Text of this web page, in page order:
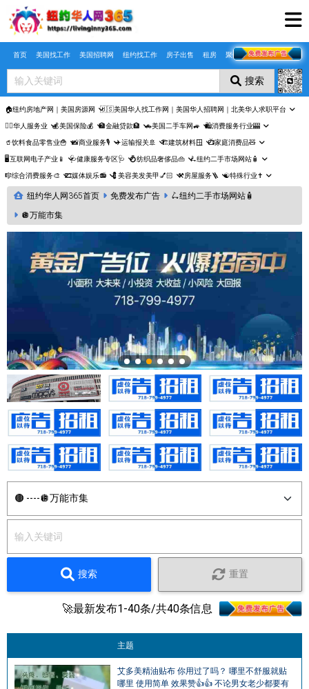
Skip to main content
首页 美国找工作 美国招聘网 纽约找工作 房子出售 租房 聚合页
搜索
🏠纽约房地产网｜美国房源网 🇺🇸美国华人找工作网｜美国华人招聘网｜北美华人求职平台
🤵‍♀️华人服务业 💰美国保险💰 🏦金融贷款🏦 🚗美国二手车网🚙 🛍️消费服务行业🎰
🥤饮料食品零售业🍟 📸商业服务🎙️ ✈️运输报关🚢 🏗️建筑材料🪟 📺家庭消费品🧸
🖥️互联网电子产业📱 🩺健康服务专区🩺 💍纺织品奢侈品👜 🛴纽约二手市场网站🧴
🎼综合消费服务🎨 🎞️媒体娱乐📻 💈美容美发美甲💅🏻 ⚒️房屋服务🪜 ☯️特殊行业✝️
纽约华人网365首页 免费发布广告
🛴纽约二手市场网站🧴
🪩万能市集
搜索 重置
🚀最新发布1-40条/共40条信息
主题
艾多美精油贴布 你用过了吗？ 哪里不舒服就贴
哪里 使用简单 效果赞👍👍 不论男女老少都要有